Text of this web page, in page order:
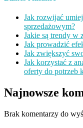
Jak rozwijać
sprzedażowym?
Jakie są trendy w
Jak prowadzić
Jak zwiększyć
Jak korzystać z
oferty do potrzeb
Najnowsze
Brak komentarzy do